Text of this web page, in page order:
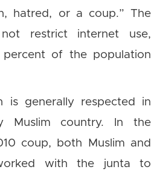
hatred, or a coup.” The
restrict internet use,
of the population
is generally respected in
Muslim country. In the
coup, both Muslim and
with the junta to